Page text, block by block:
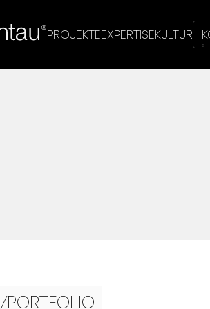
PROJEKTEEXPERTISEKULTUR
/PORTFOLIO